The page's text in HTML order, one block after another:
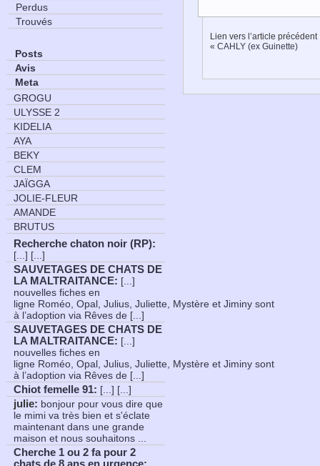
Lien vers l’article précédent
« CAHLY (ex Guinette)
Perdus
Trouvés
Posts
Avis
Meta
GROGU
ULYSSE 2
KIDELIA
AYA
BEKY
CLEM
JAÏGGA
JOLIE-FLEUR
AMANDE
BRUTUS
Recherche chaton noir (RP):
[...] [...]
SAUVETAGES DE CHATS DE
LA MALTRAITANCE: [...]
nouvelles fiches en
ligne Roméo, Opal, Julius, Juliette, Mystère et Jiminy sont
à l’adoption via Rêves de [...]
SAUVETAGES DE CHATS DE
LA MALTRAITANCE: [...]
nouvelles fiches en
ligne Roméo, Opal, Julius, Juliette, Mystère et Jiminy sont
à l’adoption via Rêves de [...]
Chiot femelle 91: [...] [...]
julie: bonjour pour vous dire que
le mimi va très bien et s'éclate
maintenant dans une grande
maison et nous souhaitons ...
Cherche 1 ou 2 fa pour 2